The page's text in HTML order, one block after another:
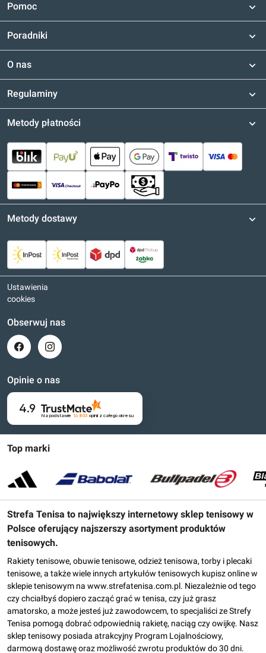
Pomoc
Poradniki
O nas
Regulaminy
Top marki
Strefa Tenisa to największy internetowy sklep tenisowy w
Polsce oferujący najszerszy asortyment produktów
tenisowych.
Rakiety tenisowe, obuwie tenisowe, odzież tenisowa, torby i plecaki
tenisowe, a także wiele innych artykułów tenisowych kupisz online w
sklepie tenisowym na www.strefatenisa.com.pl. Niezależnie od tego
czy chciałbyś dopiero zacząć grać w tenisa, czy już grasz
amatorsko, a może jesteś już zawodowcem, to specjaliści ze Strefy
Tenisa pomogą dobrać odpowiednią rakietę, naciąg czy owijkę. Nasz
sklep tenisowy posiada atrakcyjny Program Lojalnościowy,
darmową dostawę oraz możliwość zwrotu produktów do 30 dni.
Metody płatności
Metody dostawy
Ustawienia
cookies
Obserwuj nas
Opinie o nas
4.9
Na podstawie 16 803 opinii z całego okresu